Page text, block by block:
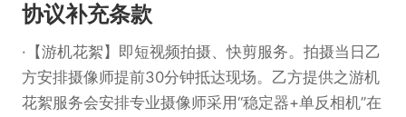
协议补充条款
【游机花絮】即短视频拍摄、快剪服务。拍摄当日乙
方安排摄像师提前30分钟抵达现场。乙方提供之游机
花絮服务会安排专业摄像师采用“稳定器+单反相机”在